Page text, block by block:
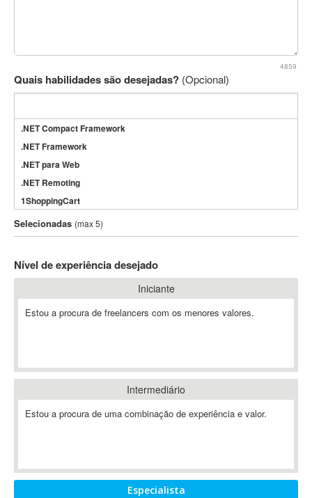
4859
Quais habilidades são desejadas? (Opcional)
.NET Compact Framework
.NET Framework
.NET para Web
.NET Remoting
1ShoppingCart
3DS Max
3GSM
802.11
A-GPS
ABAP
Abaqus
ABBYY FineReader
Ableton
Selecionadas (max 5)
Nível de experiência desejado
Iniciante
Estou a procura de freelancers com os menores valores.
Intermediário
Estou a procura de uma combinação de experiência e valor.
Especialista